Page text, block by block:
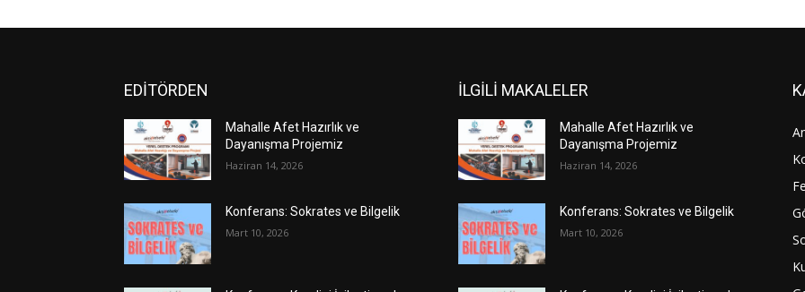
EDİTÖRDEN
Mahalle Afet Hazırlık ve
Dayanışma Projemiz
Haziran 14, 2026
Konferans: Sokrates ve Bilgelik
Mart 10, 2026
İLGİLİ MAKALELER
Mahalle Afet Hazırlık ve
Dayanışma Projemiz
Haziran 14, 2026
Konferans: Sokrates ve Bilgelik
Mart 10, 2026